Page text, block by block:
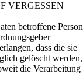
VERGESSEN
betroffene Person
dass die sie
gelöscht werden,
die Verarbeitung